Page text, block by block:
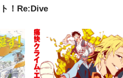
！Re:Dive